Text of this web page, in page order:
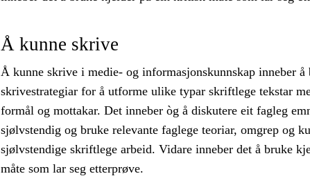
Å kunne skrive
Å kunne skrive i medie- og informasjonskunnskap inneber å
skrivestrategiar for å utforme ulike typar skriftlege tekstar
formål og mottakar. Det inneber òg å diskutere eit fagleg
sjølvstendig og bruke relevante faglege teoriar, omgrep og
sjølvstendige skriftlege arbeid. Vidare inneber det å bruke
måte som lar seg etterprøve.